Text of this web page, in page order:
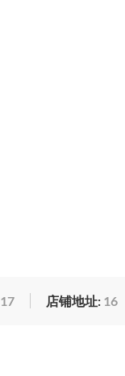
17 店铺地址: 16